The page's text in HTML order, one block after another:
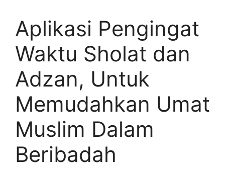
Aplikasi Pengingat
Waktu Sholat dan
Adzan, Untuk
Memudahkan Umat
Muslim Dalam
Beribadah